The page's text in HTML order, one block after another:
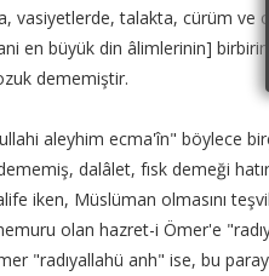
vasiyetlerde, talakta, cürüm ve
en büyük din âlimlerinin]
dememiştir.
aleyhim ecma'în" böylece
dalâlet, fısk demeği
iken, Müslüman olmasını
olan hazret-i Ömer'e
"radıyallahü anh" ise, bu